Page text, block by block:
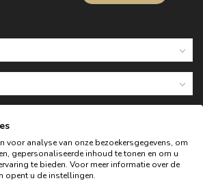
voor analyse van onze bezoekersgegevens, om
gepersonaliseerde inhoud te tonen en om u
te bieden. Voor meer informatie over de
opent u de instellingen.